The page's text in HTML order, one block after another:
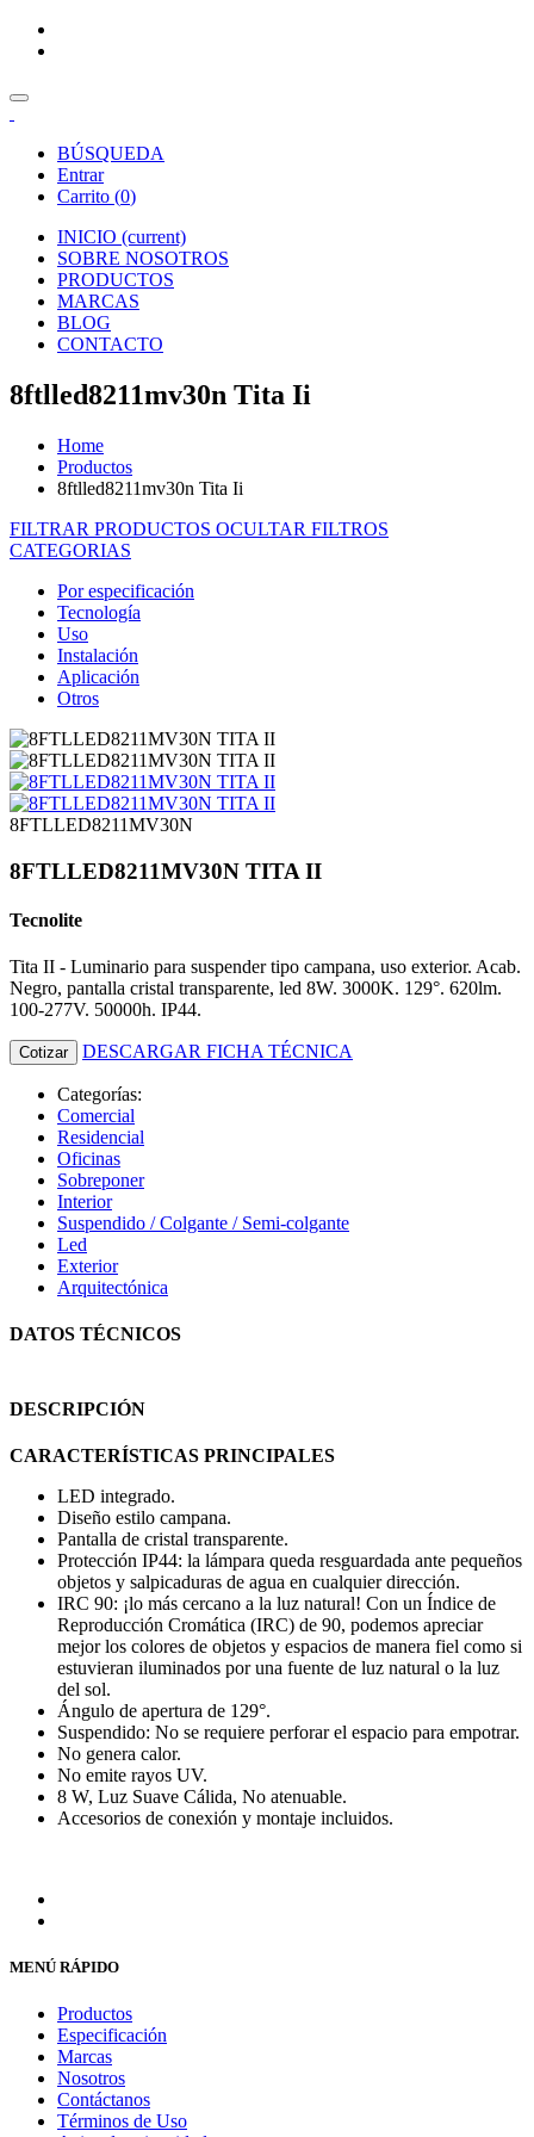
BÚSQUEDA
Entrar
Carrito (0)
INICIO (current)
SOBRE NOSOTROS
PRODUCTOS
MARCAS
BLOG
CONTACTO
8ftlled8211mv30n Tita Ii
Home
Productos
8ftlled8211mv30n Tita Ii
FILTRAR PRODUCTOS OCULTAR FILTROS
CATEGORIAS
Por especificación
Tecnología
Uso
Instalación
Aplicación
Otros
8FTLLED8211MV30N
8FTLLED8211MV30N TITA II
Tecnolite
Tita II - Luminario para suspender tipo campana, uso exterior. Acab.
Negro, pantalla cristal transparente, led 8W. 3000K. 129°. 620lm.
100-277V. 50000h. IP44.
Cotizar DESCARGAR FICHA TÉCNICA
Categorías:
Comercial
Residencial
Oficinas
Sobreponer
Interior
Suspendido / Colgante / Semi-colgante
Led
Exterior
Arquitectónica
DATOS TÉCNICOS
DESCRIPCIÓN
CARACTERÍSTICAS PRINCIPALES
LED integrado.
Diseño estilo campana.
Pantalla de cristal transparente.
Protección IP44: la lámpara queda resguardada ante pequeños
objetos y salpicaduras de agua en cualquier dirección.
IRC 90: ¡lo más cercano a la luz natural! Con un Índice de
Reproducción Cromática (IRC) de 90, podemos apreciar
mejor los colores de objetos y espacios de manera fiel como si
estuvieran iluminados por una fuente de luz natural o la luz
del sol.
Ángulo de apertura de 129°.
Suspendido: No se requiere perforar el espacio para empotrar.
No genera calor.
No emite rayos UV.
8 W, Luz Suave Cálida, No atenuable.
Accesorios de conexión y montaje incluidos.
MENÚ RÁPIDO
Productos
Especificación
Marcas
Nosotros
Contáctanos
Términos de Uso